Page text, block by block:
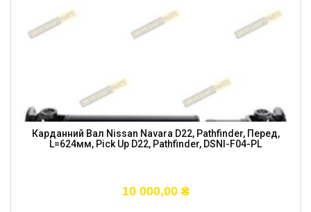
Карданний Вал Nissan Navara D22, Pathfinder, Перед,
L=624мм, Pick Up D22, Pathfinder, DSNI-F04-PL
10 000,00 ₴